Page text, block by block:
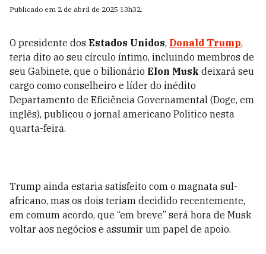
Publicado em 2 de abril de 2025 13h32.
O presidente dos Estados Unidos, Donald Trump,
teria dito ao seu círculo íntimo, incluindo membros de
seu Gabinete, que o bilionário Elon Musk deixará seu
cargo como conselheiro e líder do inédito
Departamento de Eficiência Governamental (Doge, em
inglês), publicou o jornal americano Politico nesta
quarta-feira.
Trump ainda estaria satisfeito com o magnata sul-
africano, mas os dois teriam decidido recentemente,
em comum acordo, que “em breve” será hora de Musk
voltar aos negócios e assumir um papel de apoio.